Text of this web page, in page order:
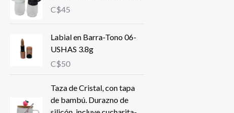
C$45
Labial en Barra-Tono 06-
USHAS 3.8g
C$50
Taza de Cristal, con tapa
de bambú. Durazno de